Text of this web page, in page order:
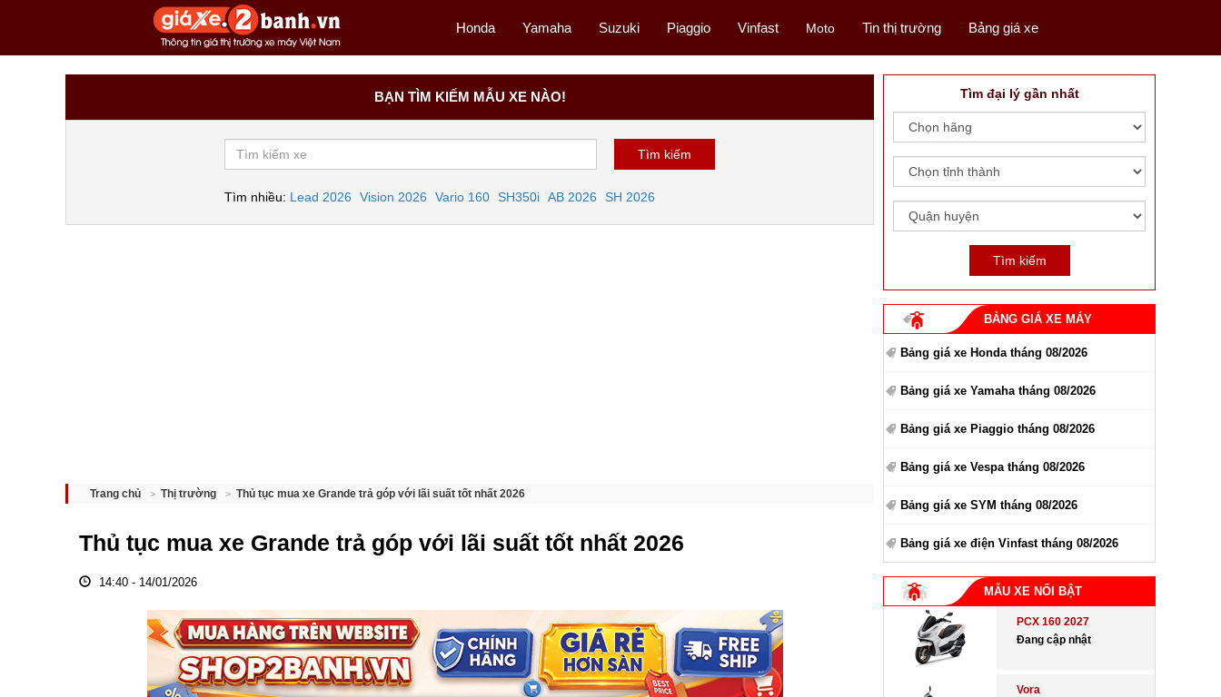
Honda Yamaha Suzuki Piaggio Vinfast Moto Tin thị trường Bảng giá xe
BẠN TÌM KIẾM MẪU XE NÀO!
Tìm nhiều: Lead 2026 Vision 2026 Vario 160 SH350i AB 2026 SH 2026
Trang chủ Thị trường Thủ tục mua xe Grande trả góp với lãi suất tốt nhất 2026
Thủ tục mua xe Grande trả góp với lãi suất tốt nhất 2026
14:40 - 14/01/2026
Tìm đại lý gần nhất
BẢNG GIÁ XE MÁY
Bảng giá xe Honda tháng 08/2026
Bảng giá xe Yamaha tháng 08/2026
Bảng giá xe Piaggio tháng 08/2026
Bảng giá xe Vespa tháng 08/2026
Bảng giá xe SYM tháng 08/2026
Bảng giá xe điện Vinfast tháng 08/2026
MẪU XE NỔI BẬT
PCX 160 2027
Đang cập nhật
Vora